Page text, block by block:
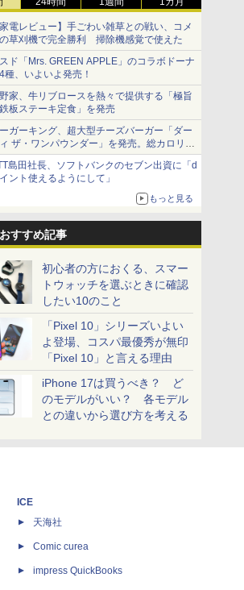
家電レビュー】手ごわい雑草との戦い、コメ
草刈機で完全勝利 掃除機感覚で使えた
ド「Mrs. GREEN APPLE」のコラボドーナ
種、いよいよ発売！
家、牛リブロースを熱々で提供する「極旨
板ステーキ定食」を発売
ガーキング、超大型チーズバーガー「ダー
ザ・ワンパウンダー」を発売。総カロリー
、総重量約527g！
島田社長、ソフトバンクのセブン出資に「d
ント使えるようにして」
もっと見る
おすすめ記事
初心者の方におくる、スマー
トウォッチを選ぶときに確認
したい10のこと
「Pixel 10」シリーズいよい
よ登場、コスパ最優秀が無印
「Pixel 10」と言える理由
iPhone 17は買うべき？ ど
のモデルがいい？ 各モデル
との違いから選び方を考える
ICE
天海社
Comic curea
impress QuickBooks